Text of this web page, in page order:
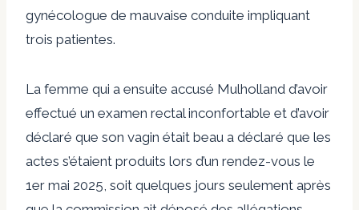
gynécologue de mauvaise conduite impliquant
trois patientes.
La femme qui a ensuite accusé Mulholland d’avoir
effectué un examen rectal inconfortable et d’avoir
déclaré que son vagin était beau a déclaré que les
actes s’étaient produits lors d’un rendez-vous le
1er mai 2025, soit quelques jours seulement après